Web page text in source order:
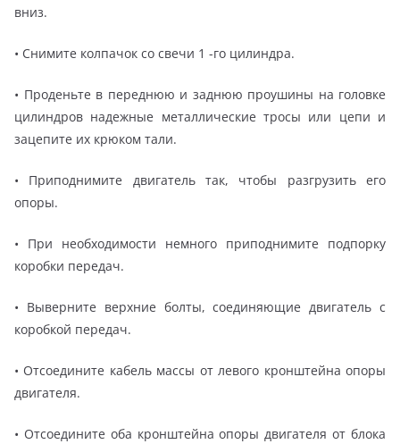
вниз.
• Снимите колпачок со свечи 1 -го цилиндра.
• Проденьте в переднюю и заднюю проушины на головке
цилиндров надежные металлические тросы или цепи и
зацепите их крюком тали.
• Приподнимите двигатель так, чтобы разгрузить его
опоры.
• При необходимости немного приподнимите подпорку
коробки передач.
• Выверните верхние болты, соединяющие двигатель с
коробкой передач.
• Отсоедините кабель массы от левого кронштейна опоры
двигателя.
• Отсоедините оба кронштейна опоры двигателя от блока